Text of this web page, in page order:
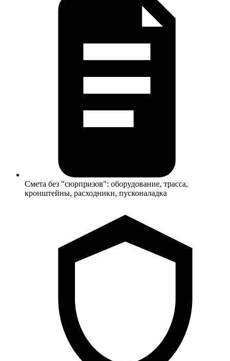
Смета без "сюрпризов": оборудование, трасса,
кронштейны, расходники, пусконаладка